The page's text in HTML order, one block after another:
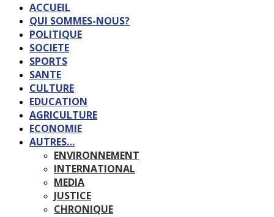
ACCUEIL
QUI SOMMES-NOUS?
POLITIQUE
SOCIETE
SPORTS
SANTE
CULTURE
EDUCATION
AGRICULTURE
ECONOMIE
AUTRES…
ENVIRONNEMENT
INTERNATIONAL
MEDIA
JUSTICE
CHRONIQUE